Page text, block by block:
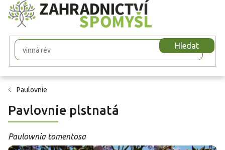
Přejít
na
obsah
Hledat
Paulovnie
Pavlovnie plstnatá
Paulownia tomentosa